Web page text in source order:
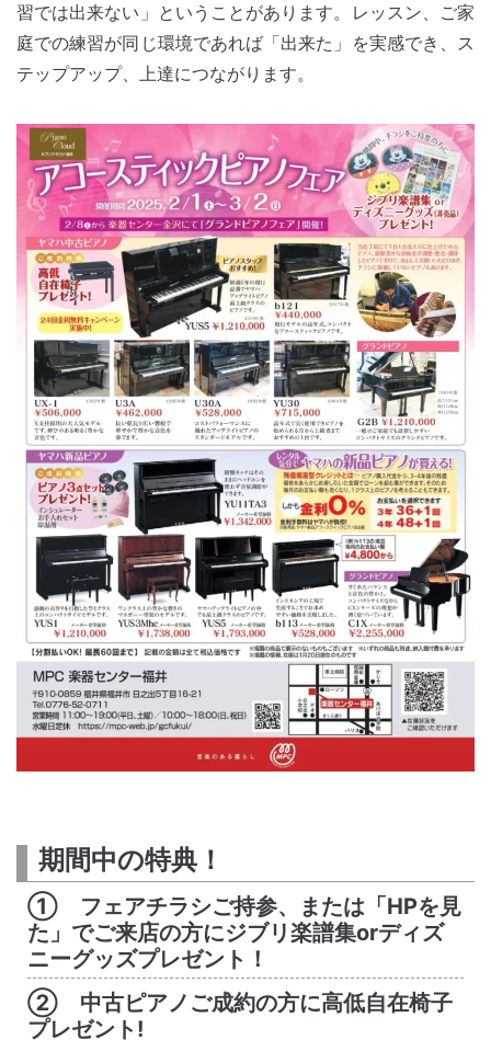
習では出来ない」ということがあります。レッスン、ご家
庭での練習が同じ環境であれば「出来た」を実感でき、ス
テップアップ、上達につながります。
期間中の特典！
① フェアチラシご持参、または「HPを見
た」でご来店の方にジブリ楽譜集orディズ
ニーグッズプレゼント！
② 中古ピアノご成約の方に高低自在椅子
プレゼント!